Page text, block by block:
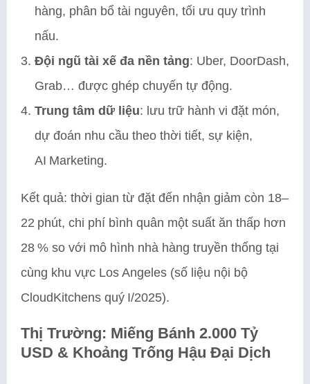
hàng, phân bổ tài nguyên, tối ưu quy trình
nấu.
Đội ngũ tài xế đa nền tảng: Uber, DoorDash,
Grab… được ghép chuyến tự động.
Trung tâm dữ liệu: lưu trữ hành vi đặt món,
dự đoán nhu cầu theo thời tiết, sự kiện,
AI Marketing.
Kết quả: thời gian từ đặt đến nhận giảm còn 18–
22 phút, chi phí bình quân một suất ăn thấp hơn
28 % so với mô hình nhà hàng truyền thống tại
cùng khu vực Los Angeles (số liệu nội bộ
CloudKitchens quý I/2025).
Thị Trường: Miếng Bánh 2.000 Tỷ
USD & Khoảng Trống Hậu Đại Dịch